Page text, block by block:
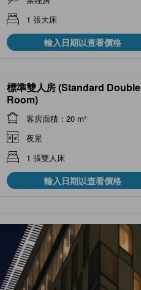
1 張大床
輸入日期以查看價格
標準雙人房 (Standard Double
Room)
客房面積：20 m²
夜景
1 張雙人床
輸入日期以查看價格